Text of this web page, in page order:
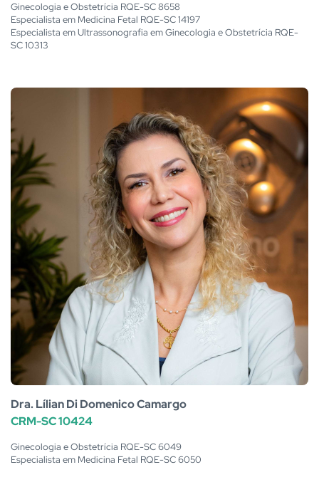
Ginecologia e Obstetrícia RQE-SC 8658
Especialista em Medicina Fetal RQE-SC 14197
Especialista em Ultrassonografia em Ginecologia e Obstetrícia RQE-
SC 10313
Dra. Lílian Di Domenico Camargo
CRM-SC 10424
Ginecologia e Obstetrícia RQE-SC 6049
Especialista em Medicina Fetal RQE-SC 6050